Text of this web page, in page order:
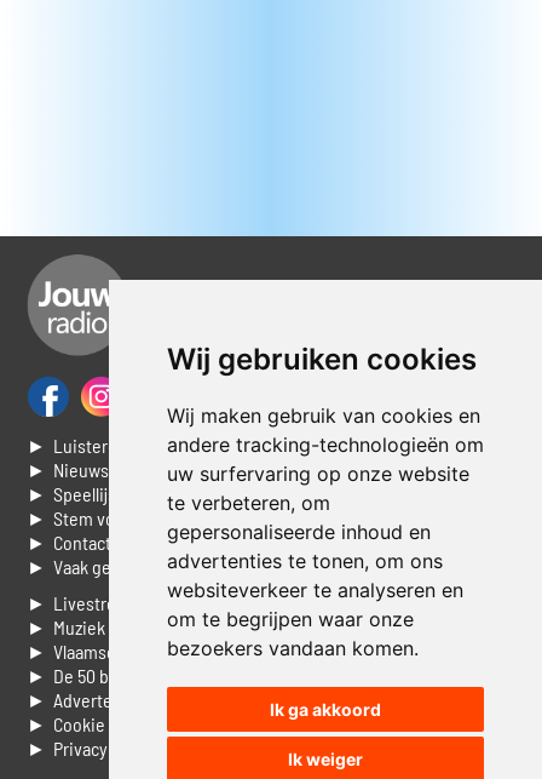
Wij gebruiken cookies
Wij maken gebruik van cookies en
andere tracking-technologieën om
uw surfervaring op onze website
te verbeteren, om
gepersonaliseerde inhoud en
advertenties te tonen, om ons
websiteverkeer te analyseren en
om te begrijpen waar onze
bezoekers vandaan komen.
Ik ga akkoord
Ik weiger
► Luisteren naar Jouwradio
► Nieuws
► Speellijst
► Stem voor de Dag top 3
► Contacteer ons
► Vaak gestelde vragen
► Livestream informatie
► Muziek opzoeken
► Vlaamse 100 Aller tijden
► De 50 beste van...
► Adverteren op Jouwradio
► Cookie voorkeuren wijzigen
► Privacyinformatie